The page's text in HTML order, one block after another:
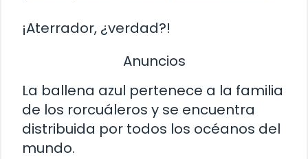
¡Aterrador, ¿verdad?!
Anuncios
La ballena azul pertenece a la familia
de los rorcuáleros y se encuentra
distribuida por todos los océanos del
mundo.